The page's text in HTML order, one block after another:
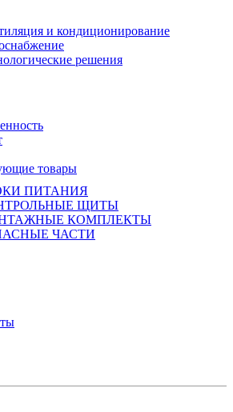
и кондиционирование
решения
товары
ПИТАНИЯ
ЩИТЫ
КОМПЛЕКТЫ
ЧАСТИ